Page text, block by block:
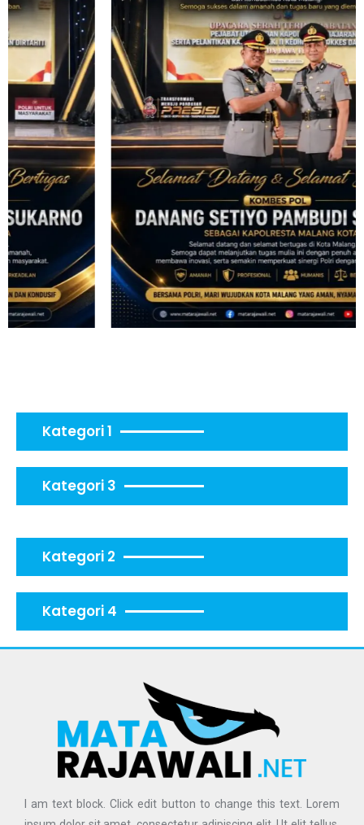
Kategori 1
Kategori 3
Kategori 2
Kategori 4
I am text block. Click edit button to change this text. Lorem